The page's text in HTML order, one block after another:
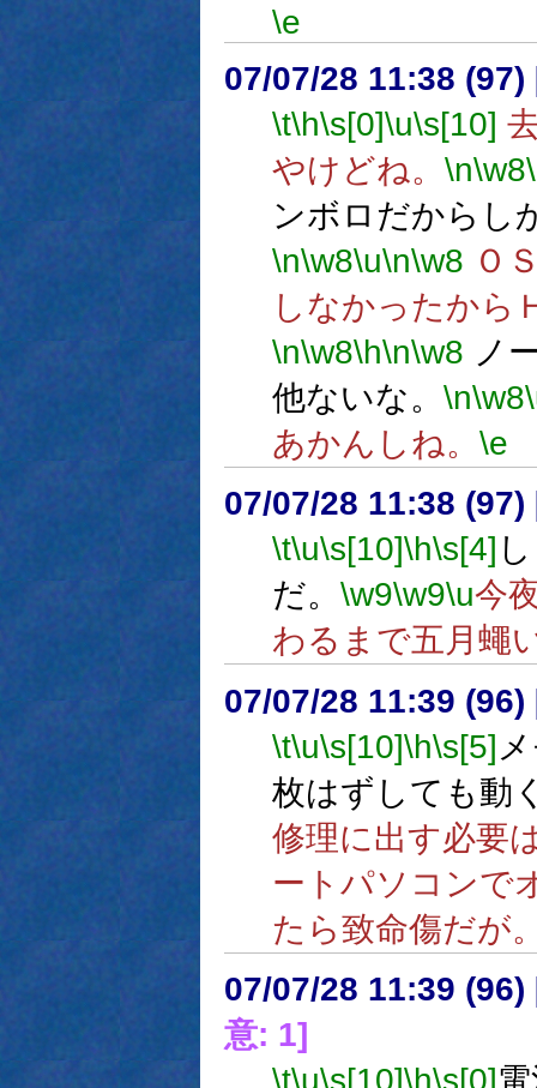
\e
07/07/28 11:38 (97)
\t\h\s[0]\u\s[10]
やけどね。 \n\w8
ンボロだからし
\n\w8\u\n\w8 Ｏ
しなかったから
\n\w8\h\n\w8 ノ
他ないな。 \n\w8
あかんしね。 \e
07/07/28 11:38 (97)
\t\u\s[10]\h\s[4]
だ。 \w9\w9\u今
わるまで五月蠅
07/07/28 11:39 (96)
\t\u\s[10]\h\s[5]
枚はずしても動
修理に出す必要
ートパソコンで
たら致命傷だが
07/07/28 11:39 (96)
意: 1]
\t\u\s[10]\h\s[0]